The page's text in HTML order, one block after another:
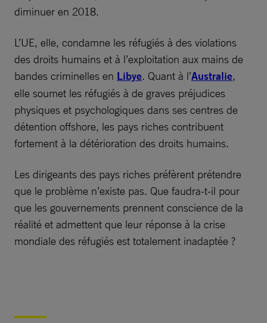
diminuer en 2018.
L’UE, elle, condamne les réfugiés à des violations
des droits humains et à l’exploitation aux mains de
bandes criminelles en Libye. Quant à l’Australie,
elle soumet les réfugiés à de graves préjudices
physiques et psychologiques dans ses centres de
détention offshore, les pays riches contribuent
fortement à la détérioration des droits humains.
Les dirigeants des pays riches préfèrent prétendre
que le problème n’existe pas. Que faudra-t-il pour
que les gouvernements prennent conscience de la
réalité et admettent que leur réponse à la crise
mondiale des réfugiés est totalement inadaptée ?